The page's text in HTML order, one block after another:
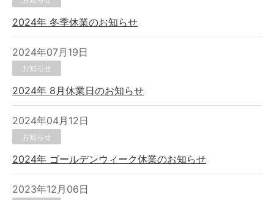
2024年 冬季休業のお知らせ
2024年07月19日
お知らせ
2024年 8月休業日のお知らせ
2024年04月12日
お知らせ
2024年 ゴールデンウィーク休業のお知らせ
2023年12月06日